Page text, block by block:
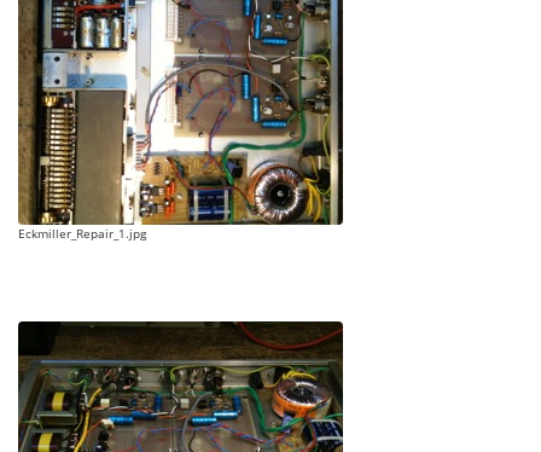
Eckmiller_Repair_1.jpg